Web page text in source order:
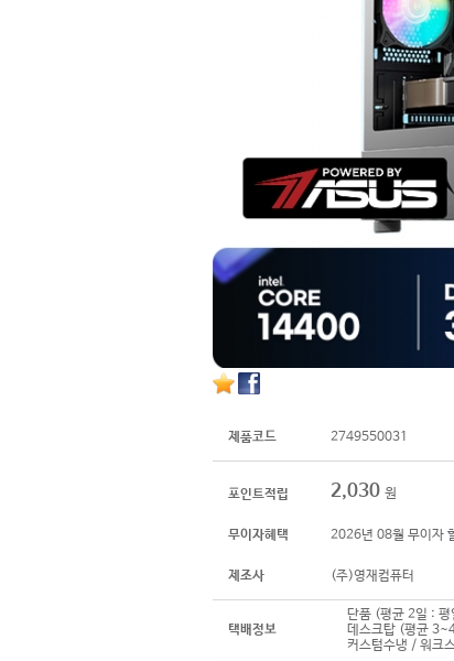
제품코드 2749550031
포인트적립 2,030 원
무이자혜택 2026년 08월 무이자
제조사 (주)영재컴퓨터
택배정보
단품 (평균 2일 : 평
데스크탑 (평균
커스텀수냉 / 워크